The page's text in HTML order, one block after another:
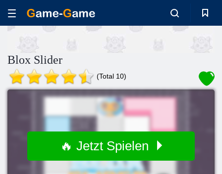
Blox Slider
(Total 10)
🔥 Jetzt Spielen